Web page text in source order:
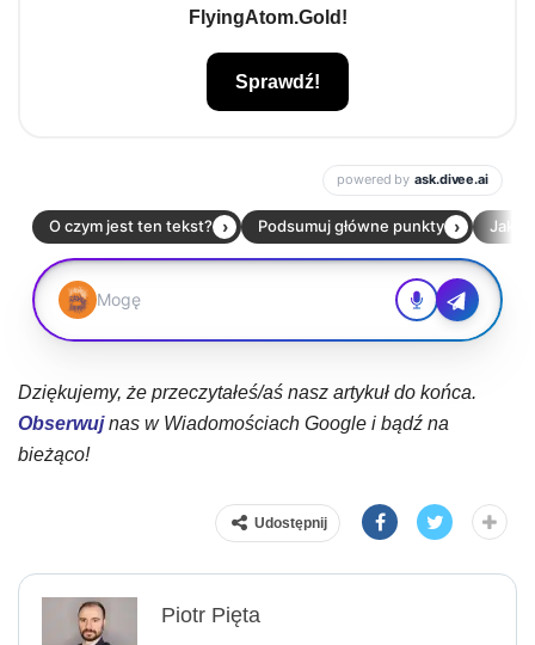
FlyingAtom.Gold!
Sprawdź!
Dziękujemy, że przeczytałeś/aś nasz artykuł do końca.
Obserwujnas w Wiadomościach Google i bądź na
bieżąco!
Udostępnij
Piotr Pięta